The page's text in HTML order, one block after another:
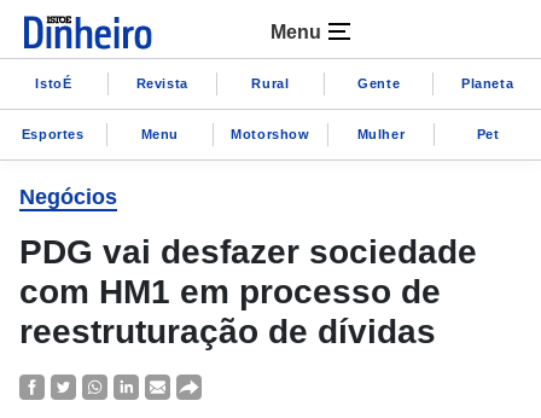
Menu
IstoÉ Revista Rural Gente Planeta
Esportes Menu Motorshow Mulher Pet
Negócios
PDG vai desfazer sociedade
com HM1 em processo de
reestruturação de dívidas